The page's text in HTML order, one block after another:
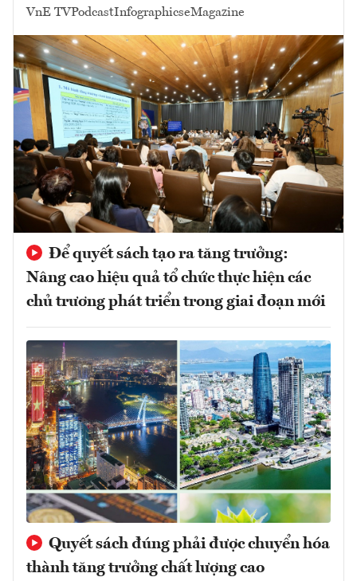
VnE TVPodcastInfographicseMagazine
Để quyết sách tạo ra tăng trưởng:
Nâng cao hiệu quả tổ chức thực hiện các
chủ trương phát triển trong giai đoạn mới
Quyết sách đúng phải được chuyển hóa
thành tăng trưởng chất lượng cao